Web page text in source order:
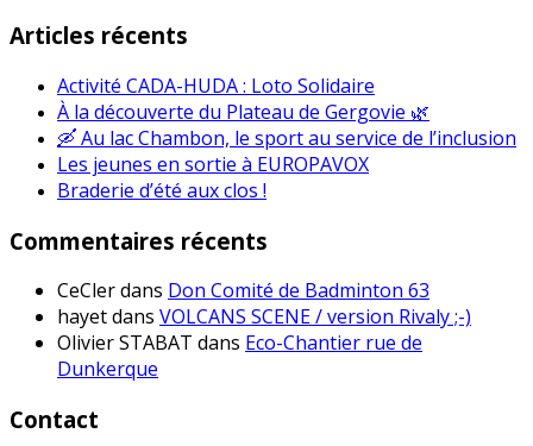
Articles récents
Activité CADA-HUDA : Loto Solidaire
À la découverte du Plateau de Gergovie 🌿
🛶 Au lac Chambon, le sport au service de l’inclusion
Les jeunes en sortie à EUROPAVOX
Braderie d’été aux clos !
Commentaires récents
CeClerdans Don Comité de Badminton 63
hayetdans VOLCANS SCENE / version Rivaly ;-)
Olivier STABAT dans Eco-Chantier rue de
Dunkerque
Contact